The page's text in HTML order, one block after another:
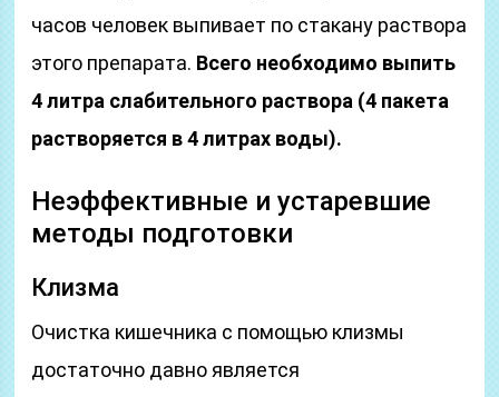
часов человек выпивает по стакану раствора
этого препарата. Всего необходимо выпить
4 литра слабительного раствора (4 пакета
растворяется в 4 литрах воды).
Неэффективные и устаревшие
методы подготовки
Клизма
Очистка кишечника с помощью клизмы
достаточно давно является